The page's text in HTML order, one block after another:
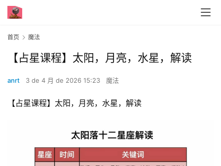
首页 魔法
【占星课程】太阳，月亮，水星，解读
anrt 3 de 4 月 de 2026 15:23 魔法
【占星课程】太阳，月亮，水星，解读